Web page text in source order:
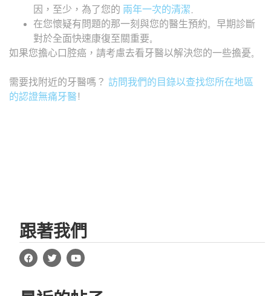
因，至少，為了您的 兩年一次的清潔
在您懷疑有問題的那一刻與您的醫生預約。早期診斷
對於全面快速康復至關重要。
如果您擔心口腔癌，請考慮去看牙醫以解決您的一些擔憂。
需要找附近的牙醫嗎？ 訪問我們的目錄以查找您所在地區
的認證無痛牙醫!
跟著我們